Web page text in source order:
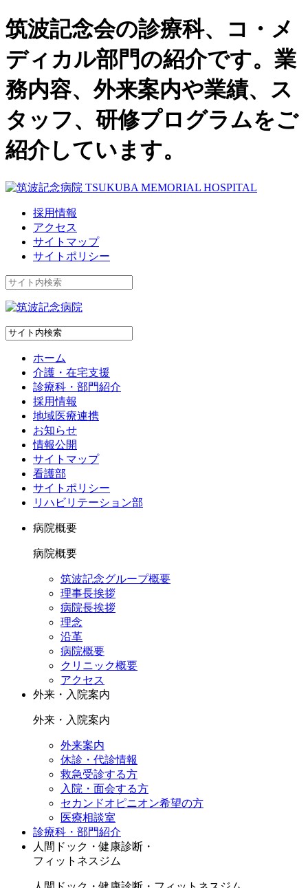
筑波記念会の診療科、コ・メ
ディカル部門の紹介です。業
務内容、外来案内や業績、ス
タッフ、研修プログラムをご
紹介しています。
採用情報
アクセス
サイトマップ
サイトポリシー
ホーム
介護・在宅支援
診療科・部門紹介
採用情報
地域医療連携
お知らせ
情報公開
サイトマップ
看護部
サイトポリシー
リハビリテーション部
病院概要
病院概要
筑波記念グループ概要
理事長挨拶
病院長挨拶
理念
沿革
病院概要
クリニック概要
アクセス
外来・入院案内
外来・入院案内
外来案内
休診・代診情報
救急受診する方
入院・面会する方
セカンドオピニオン希望の方
医療相談室
診療科・部門紹介
人間ドック・健康診断・
フィットネスジム